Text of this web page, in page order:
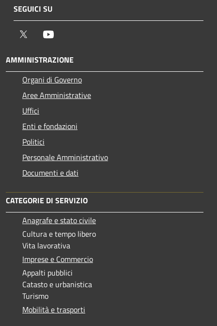
SEGUICI SU
Twitter
AMMINISTRAZIONE
Organi di Governo
Aree Amministrative
Uffici
Enti e fondazioni
Politici
Personale Amministrativo
Documenti e dati
CATEGORIE DI SERVIZIO
Anagrafe e stato civile
Cultura e tempo libero
Vita lavorativa
Imprese e Commercio
Appalti pubblici
Catasto e urbanistica
Turismo
Mobilità e trasporti